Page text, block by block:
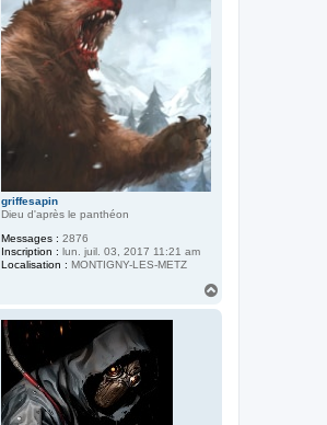
griffesapin
Dieu d'après le panthéon
Messages : 2876
Inscription : lun. juil. 03, 2017 11:21 am
Localisation : MONTIGNY-LES-METZ